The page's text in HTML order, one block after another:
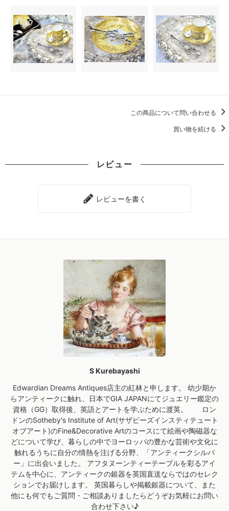
この商品について問い合わせる
買い物を続ける
レビュー
レビューを書く
S Kurebayashi
Edwardian Dreams Antiques店主の紅林と申します。 幼少期か
らアンティークに触れ、日本でGIA JAPANにてジュエリー鑑定の
資格（GG）取得後、英語とアートを学ぶために渡英。 ロン
ドンのSotheby's Institute of Art(サザビーズインスティテュート
オブアート)のFine&Decorative Artのコースにて絵画や陶磁器な
どについて学び、暮らしの中でヨーロッパの豊かな芸術や文化に
触れるうちに自分の情熱を注げる分野、「アンティークシルバ
ー」に出会いました。 アフタヌーンティーテーブルを彩るアイ
テムを中心に、アンティークの銀器を英国直送ならではのセレク
ションでお届けします。 英国暮らしや掲載銀器について、また
他にも何でもご質問・ご相談ありましたらどうぞお気軽にお問い
合わせ下さい♪